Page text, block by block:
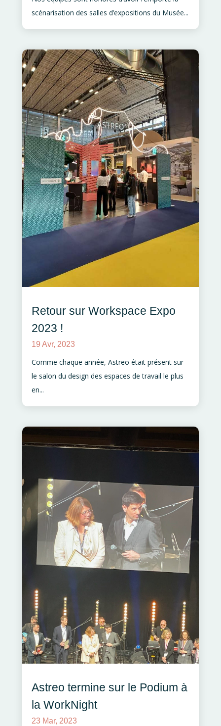
scénarisation des salles d’expositions du Musée...
Retour sur Workspace Expo
2023 !
19 Avr, 2023
Comme chaque année, Astreo était présent sur
le salon du design des espaces de travail le plus
en...
Astreo termine sur le Podium à
la WorkNight
23 Mar, 2023